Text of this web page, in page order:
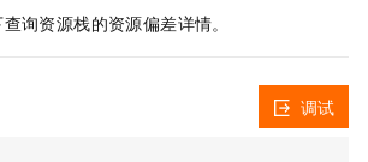
询资源栈的资源偏差详情。
调试